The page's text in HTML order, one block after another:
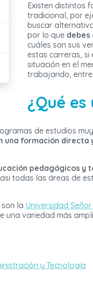
Existen distintos
tradicional, por
buscar
por lo que debes
cuáles son sus
estas carreras, si
situación en el
trabajando,
¿Qué
de estudios
una formación directa
pedagógicos y
todas las áreas de
la Universidad
una variedad más
y Tecnología